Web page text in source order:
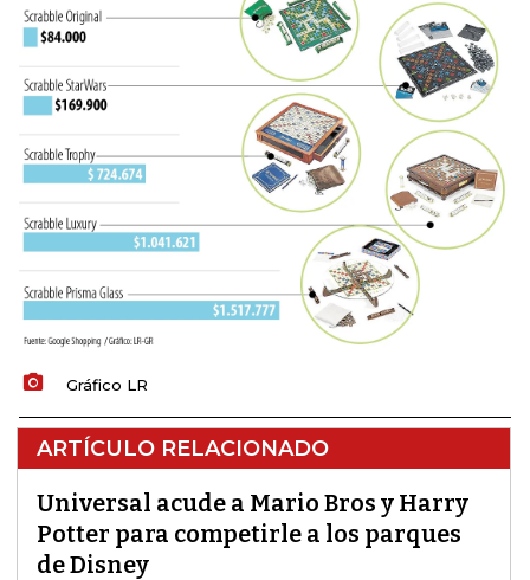
Gráfico LR
ARTÍCULO RELACIONADO
Universal acude a Mario Bros y Harry
Potter para competirle a los parques
de Disney